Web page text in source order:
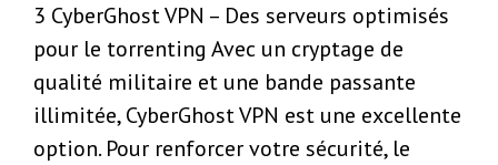
3 CyberGhost VPN – Des serveurs optimisés
pour le torrenting Avec un cryptage de
qualité militaire et une bande passante
illimitée, CyberGhost VPN est une excellente
option. Pour renforcer votre sécurité, le